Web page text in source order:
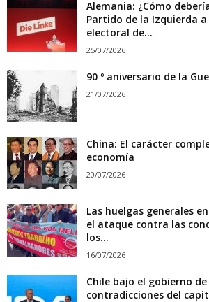
Alemania: ¿Cómo
Partido de la Izquierda
electoral de...
25/07/2026
90 º aniversario de la
21/07/2026
China: El carácter
economía
20/07/2026
Las huelgas generales
el ataque contra las
los...
16/07/2026
Chile bajo el gobierno
contradicciones del